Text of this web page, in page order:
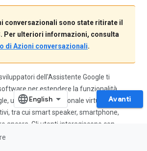
conversazionali sono state ritirate il
Per ulteriori informazioni, consulta
di Azioni conversazionali.
dell'Assistente Google ti
per estendere la funzionalità
un assistente personale virtuale, su oltre
tra cui smart speaker, smartphone,
ancora. Gli utenti interagiscono con
attività come acquistare generi
Avanti